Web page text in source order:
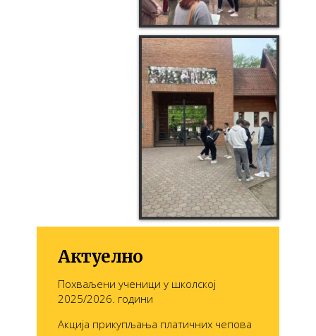
Актуелно
Похваљени ученици у школској
2025/2026. години
Акција прикупљања платичних чепова